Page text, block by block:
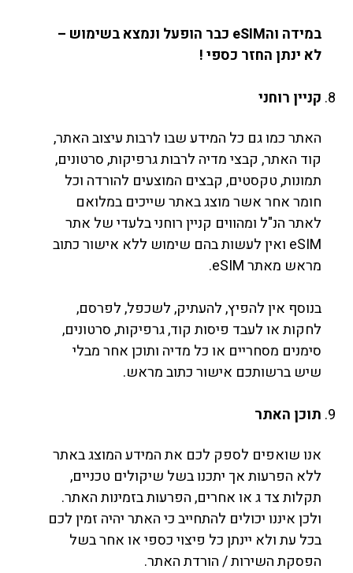
במידה והeSIM כבר הופעל ונמצא בשימוש –
לא ינתן החזר כספי !
קניין רוחני
האתר כמו גם כל המידע שבו לרבות עיצוב האתר,
קוד האתר, קבצי מדיה לרבות גרפיקות, סרטונים,
תמונות, טקסטים, קבצים המוצעים להורדה וכל
חומר אחר אשר מוצג באתר שייכים במלואם
לאתר הנ"ל ומהווים קניין רוחני בלעדי של אתר
eSIM ואין לעשות בהם שימוש ללא אישור כתוב
מראש מאתר eSIM.
בנוסף אין להפיץ, להעתיק, לשכפל, לפרסם,
לחקות או לעבד פיסות קוד, גרפיקות, סרטונים,
סימנים מסחריים או כל מדיה ותוכן אחר מבלי
שיש ברשותכם אישור כתוב מראש.
תוכן האתר
אנו שואפים לספק לכם את המידע המוצג באתר
ללא הפרעות אך יתכנו בשל שיקולים טכניים,
תקלות צד ג או אחרים, הפרעות בזמינות האתר.
ולכן איננו יכולים להתחייב כי האתר יהיה זמין לכם
בכל עת ולא יינתן כל פיצוי כספי או אחר בשל
הפסקת השירות / הורדת האתר.